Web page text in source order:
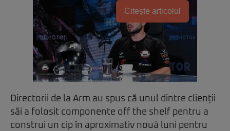
Citește articolul
Directorii de la Arm au spus că unul dintre clienții
săi a folosit componente off the shelf pentru a
construi un cip în aproximativ nouă luni pentru